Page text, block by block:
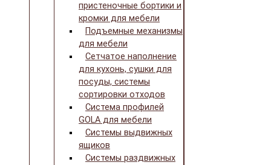
пристеночные бортики и
кромки для мебели
Подъемные механизмы
для мебели
Сетчатое наполнение
для кухонь, сушки для
посуды, системы
сортировки отходов
Система профилей
GOLA для мебели
Системы выдвижных
ящиков
Системы раздвижных